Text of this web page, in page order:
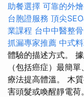
助餐選擇 可靠的外
台胞證服務 頂尖
業課程 台中中醫整骨
抓漏專家推薦 中式
體驗的描述方式。
（包括癌症）最簡
療法提高體溫。 木
害頭髮或喚醒靜電